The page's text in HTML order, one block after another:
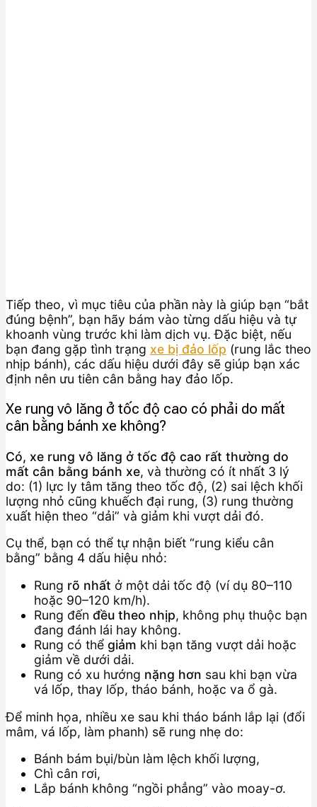
Tiếp theo, vì mục tiêu của phần này là giúp bạn “bắt
đúng bệnh”, bạn hãy bám vào từng dấu hiệu và tự
khoanh vùng trước khi làm dịch vụ. Đặc biệt, nếu
bạn đang gặp tình trạng xe bị đảo lốp (rung lắc theo
nhịp bánh), các dấu hiệu dưới đây sẽ giúp bạn xác
định nên ưu tiên cân bằng hay đảo lốp.
Xe rung vô lăng ở tốc độ cao có phải do mất
cân bằng bánh xe không?
Có, xe rung vô lăng ở tốc độ cao rất thường do
mất cân bằng bánh xe, và thường có ít nhất 3 lý
do: (1) lực ly tâm tăng theo tốc độ, (2) sai lệch khối
lượng nhỏ cũng khuếch đại rung, (3) rung thường
xuất hiện theo “dải” và giảm khi vượt dải đó.
Cụ thể, bạn có thể tự nhận biết “rung kiểu cân
bằng” bằng 4 dấu hiệu nhỏ:
Rung rõ nhất ở một dải tốc độ (ví dụ 80–110
hoặc 90–120 km/h).
Rung đến đều theo nhịp, không phụ thuộc bạn
đang đánh lái hay không.
Rung có thể giảm khi bạn tăng vượt dải hoặc
giảm về dưới dải.
Rung có xu hướng nặng hơn sau khi bạn vừa
vá lốp, thay lốp, tháo bánh, hoặc va ổ gà.
Để minh họa, nhiều xe sau khi tháo bánh lắp lại (đổi
mâm, vá lốp, làm phanh) sẽ rung nhẹ do:
Bánh bám bụi/bùn làm lệch khối lượng,
Chì cân rơi,
Lắp bánh không “ngồi phẳng” vào moay-ơ.